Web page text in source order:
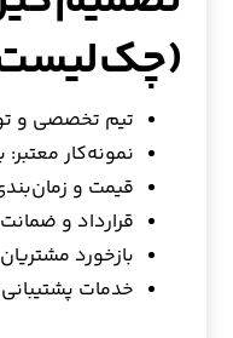
تیم تخصصی و
نمونه‌کار معتبر:
قیمت و
قرارداد و
بازخورد
خدمات